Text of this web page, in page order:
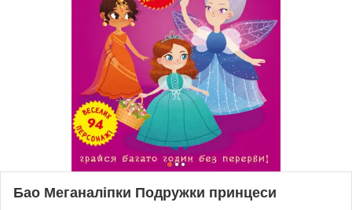
Бао Меганаліпки Подружки принцеси